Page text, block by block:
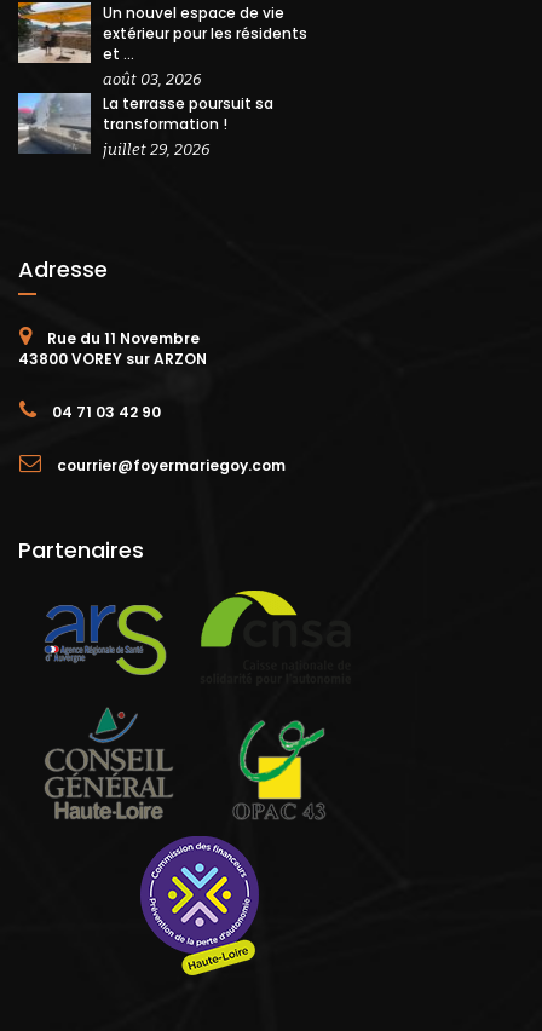
Un nouvel espace de vie
extérieur pour les résidents
et ...
août 03, 2026
La terrasse poursuit sa
transformation !
juillet 29, 2026
Adresse
Rue du 11 Novembre
43800 VOREY sur ARZON
04 71 03 42 90
courrier@foyermariegoy.com
Partenaires